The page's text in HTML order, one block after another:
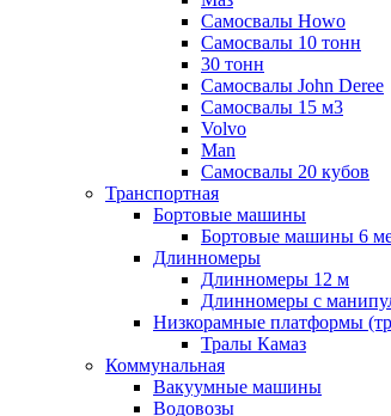
Самосвалы Howo
Самосвалы 10 тонн
30 тонн
Самосвалы John Deree
Самосвалы 15 м3
Volvo
Man
Самосвалы 20 кубов
Транспортная
Бортовые машины
Бортовые машины 6
Длинномеры
Длинномеры 12 м
Длинномеры с
Низкорамные платформы
Тралы Камаз
Коммунальная
Вакуумные машины
Водовозы